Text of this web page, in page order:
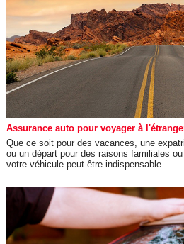
Assurance auto pour voyager à
Que ce soit pour des vacances, une
ou un départ pour des raisons familiales
votre véhicule peut être indispensable...